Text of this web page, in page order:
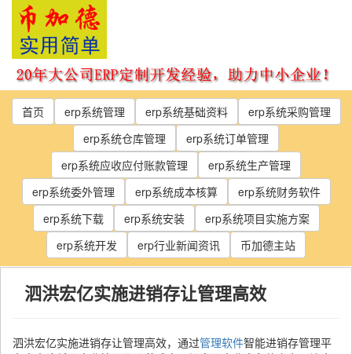
Skip
content
首页 erp系统管理 erp系统基础资料
erp系统采购管理
erp系统仓库管理
erp系统订单管理
erp系统应收应付账款管理
erp系统生产管理
erp系统委外管理
erp系统成本核算
erp系统财务软件
erp系统下载
erp系统安装
erp系统项目实施方案
erp系统开发
erp行业新闻资讯 币加德主站
泗洪宏亿实施进销存让管理高效
泗洪宏亿实施进销存让管理高效，通过管理软件智能进销存管理平